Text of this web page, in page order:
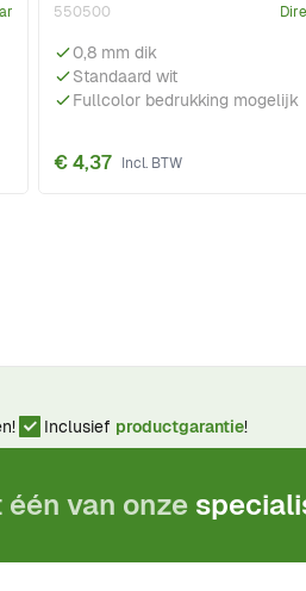
550500
0,8 mm dik
Standaard wit
Fullcolor bedrukking mogelijk
€ 4,37
Inclusief productgarantie!
van onze